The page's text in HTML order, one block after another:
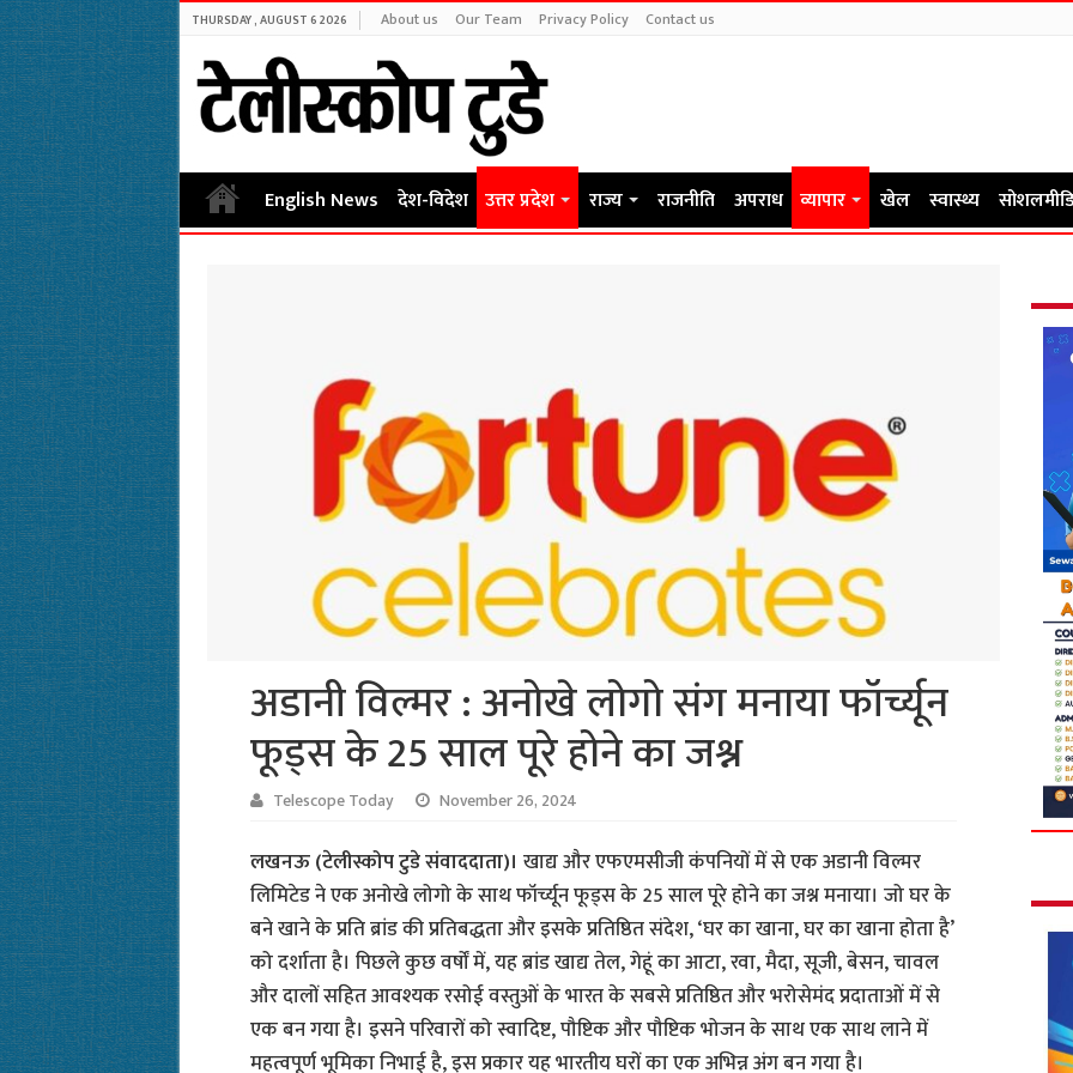
THURSDAY , AUGUST 6 2026 About us Our Team Privacy Policy Contact us
English News देश-विदेश उत्तर प्रदेश राज्य राजनीति अपराध व्यापार खेल स्वास्थ्य
अडानी विल्मर : अनोखे लोगो संग मनाया फॉर्च्यून
फूड्स के 25 साल पूरे होने का जश्न
Telescope Today November 26, 2024
लखनऊ (टेलीस्कोप टुडे संवाददाता)। खाद्य और एफएमसीजी कंपनियों में से एक अडानी विल्मर
लिमिटेड ने एक अनोखे लोगो के साथ फॉर्च्यून फूड्स के 25 साल पूरे होने का जश्न मनाया। जो घर के
बने खाने के प्रति ब्रांड की प्रतिबद्धता और इसके प्रतिष्ठित संदेश, ‘घर का खाना, घर का खाना होता है’
को दर्शाता है। पिछले कुछ वर्षों में, यह ब्रांड खाद्य तेल, गेहूं का आटा, रवा, मैदा, सूजी, बेसन, चावल
और दालों सहित आवश्यक रसोई वस्तुओं के भारत के सबसे प्रतिष्ठित और भरोसेमंद प्रदाताओं में से
एक बन गया है। इसने परिवारों को स्वादिष्ट, पौष्टिक और पौष्टिक भोजन के साथ एक साथ लाने में
महत्वपूर्ण भूमिका निभाई है, इस प्रकार यह भारतीय घरों का एक अभिन्न अंग बन गया है।